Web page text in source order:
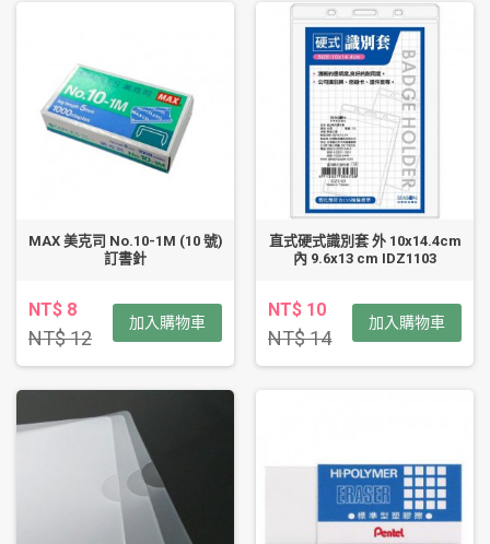
MAX 美克司 No.10-1M (10 號)
訂書針
NT$ 8
NT$ 12
加入購物車
直式硬式識別套 外 10x14.4cm
內 9.6x13 cm IDZ1103
NT$ 10
NT$ 14
加入購物車